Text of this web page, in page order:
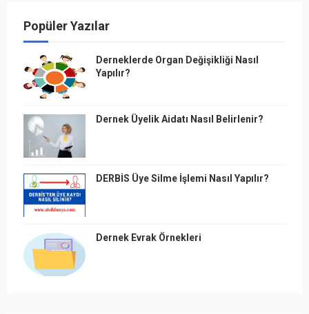
Popüler Yazılar
Derneklerde Organ Değişikliği Nasıl
Yapılır?
Dernek Üyelik Aidatı Nasıl Belirlenir?
DERBİS Üye Silme İşlemi Nasıl Yapılır?
Dernek Evrak Örnekleri